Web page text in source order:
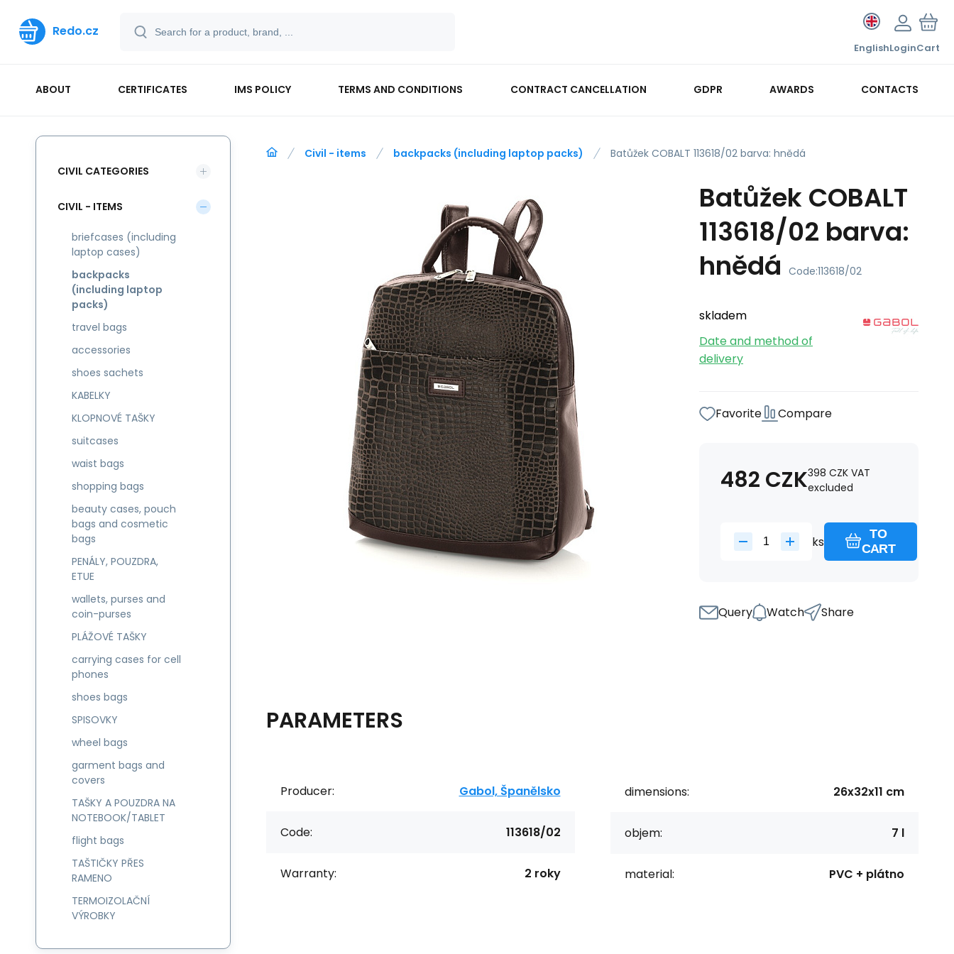
Redo.cz
EnglishLoginCart
ABOUT CERTIFICATES IMS POLICY TERMS AND CONDITIONS CONTRACT CANCELLATION GDPR AWARDS CONTACTS
Civil - items backpacks (including laptop packs) Batůžek COBALT 113618/02 barva: hnědá
Batůžek COBALT
113618/02 barva:
hnědá Code:113618/02
skladem
Date and method of
delivery
Favorite Compare
482 CZK398 CZK VAT
excluded
ks
TO
CART
Query Watch Share
PARAMETERS
Producer: Gabol, Španělsko
Code: 113618/02
Warranty: 2 roky
dimensions: 26x32x11 cm
objem: 7 l
material: PVC + plátno
CIVIL CATEGORIES
CIVIL - ITEMS
briefcases (including
laptop cases)
backpacks
(including laptop
packs)
travel bags
accessories
shoes sachets
KABELKY
KLOPNOVÉ TAŠKY
suitcases
waist bags
shopping bags
beauty cases, pouch
bags and cosmetic
bags
PENÁLY, POUZDRA,
ETUE
wallets, purses and
coin-purses
PLÁŽOVÉ TAŠKY
carrying cases for cell
phones
shoes bags
SPISOVKY
wheel bags
garment bags and
covers
TAŠKY A POUZDRA NA
NOTEBOOK/TABLET
flight bags
TAŠTIČKY PŘES
RAMENO
TERMOIZOLAČNÍ
VÝROBKY